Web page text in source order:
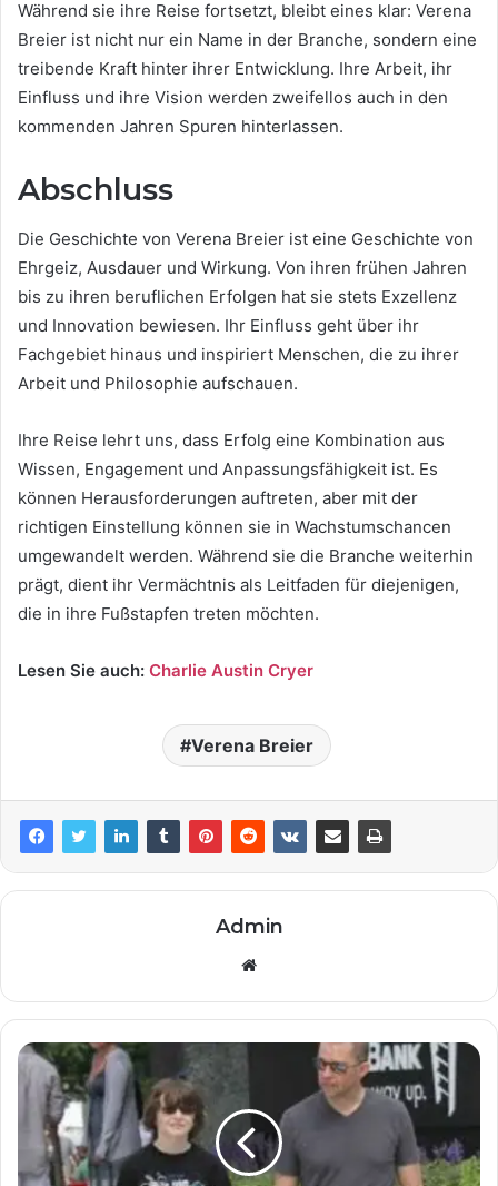
Während sie ihre Reise fortsetzt, bleibt eines klar: Verena
Breier ist nicht nur ein Name in der Branche, sondern eine
treibende Kraft hinter ihrer Entwicklung. Ihre Arbeit, ihr
Einfluss und ihre Vision werden zweifellos auch in den
kommenden Jahren Spuren hinterlassen.
Abschluss
Die Geschichte von Verena Breier ist eine Geschichte von
Ehrgeiz, Ausdauer und Wirkung. Von ihren frühen Jahren
bis zu ihren beruflichen Erfolgen hat sie stets Exzellenz
und Innovation bewiesen. Ihr Einfluss geht über ihr
Fachgebiet hinaus und inspiriert Menschen, die zu ihrer
Arbeit und Philosophie aufschauen.
Ihre Reise lehrt uns, dass Erfolg eine Kombination aus
Wissen, Engagement und Anpassungsfähigkeit ist. Es
können Herausforderungen auftreten, aber mit der
richtigen Einstellung können sie in Wachstumschancen
umgewandelt werden. Während sie die Branche weiterhin
prägt, dient ihr Vermächtnis als Leitfaden für diejenigen,
die in ihre Fußstapfen treten möchten.
Lesen Sie auch: Charlie Austin Cryer
Verena Breier
Admin
Website